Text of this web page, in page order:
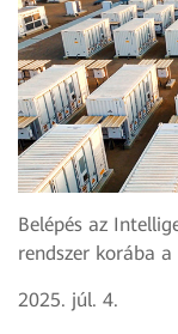
Belépés az
rendszer korába
2025. júl. 4.